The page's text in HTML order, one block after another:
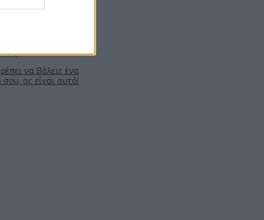
να βάλεις ένα
ας είναι αυτό!